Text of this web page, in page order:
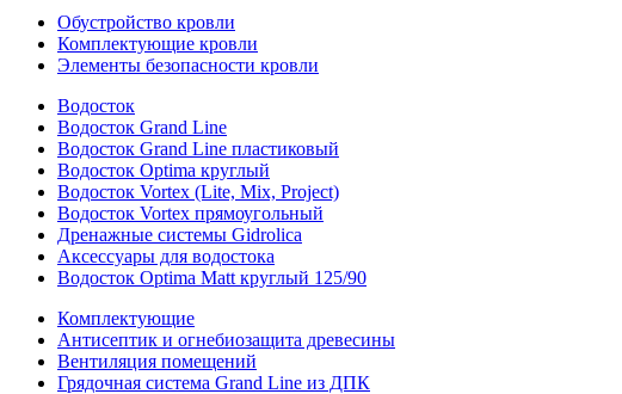
Обустройство кровли
Комплектующие кровли
Элементы безопасности кровли
Водосток
Водосток Grand Line
Водосток Grand Line пластиковый
Водосток Optima круглый
Водосток Vortex (Lite, Mix, Project)
Водосток Vortex прямоугольный
Дренажные системы Gidrolica
Аксессуары для водостока
Водосток Optima Matt круглый 125/90
Комплектующие
Антисептик и огнебиозащита древесины
Вентиляция помещений
Грядочная система Grand Line из ДПК